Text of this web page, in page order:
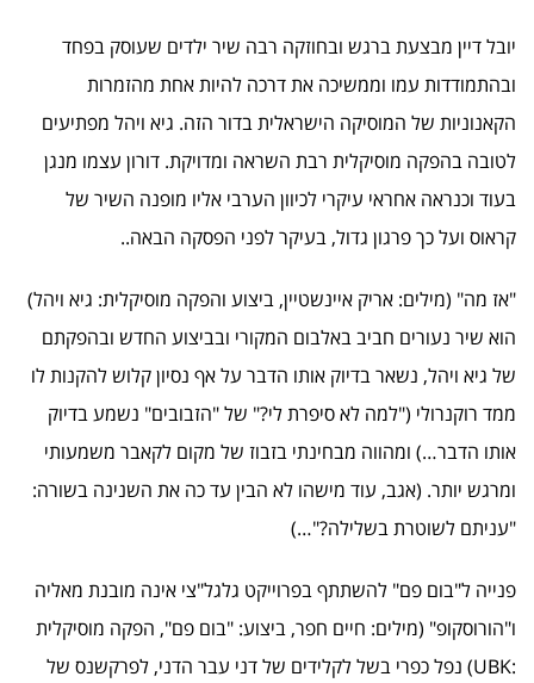
יובל דיין מבצעת ברגש ובחוזקה רבה שיר ילדים שעוסק בפחד
ובהתמודדות עמו וממשיכה את דרכה להיות אחת מהזמרות
הקאנוניות של המוסיקה הישראלית בדור הזה. גיא ויהל מפתיעים
לטובה בהפקה מוסיקלית רבת השראה ומדויקת. דורון עצמו מנגן
בעוד וכנראה אחראי עיקרי לכיוון הערבי אליו מופנה השיר של
קראוס ועל כך פרגון גדול, בעיקר לפני הפסקה הבאה..
"אז מה" (מילים: אריק איינשטיין, ביצוע והפקה מוסיקלית: גיא ויהל)
הוא שיר נעורים חביב באלבום המקורי ובביצוע החדש ובהפקתם
של גיא ויהל, נשאר בדיוק אותו הדבר על אף נסיון קלוש להקנות לו
ממד רוקנרולי ("למה לא סיפרת לי?" של "הזבובים" נשמע בדיוק
אותו הדבר…) ומהווה מבחינתי בזבוז של מקום לקאבר משמעותי
ומרגש יותר. (אגב, עוד מישהו לא הבין עד כה את השנינה בשורה:
"עניתם לשוטרת בשלילה?"…)
פנייה ל"בום פם" להשתתף בפרוייקט גלגל"צי אינה מובנת מאליה
ו"הורוסקופ" (מילים: חיים חפר, ביצוע: "בום פם", הפקה מוסיקלית
:UBK) נפל כפרי בשל לקלידים של דני עבר הדני, לפרקשנס של